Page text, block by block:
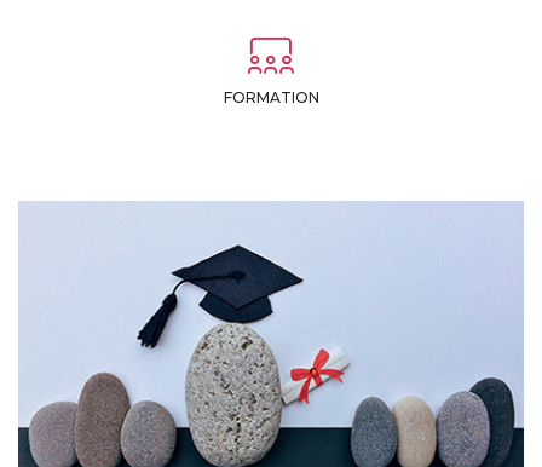
FORMATION